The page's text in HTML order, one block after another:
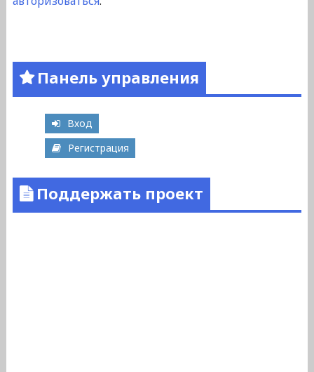
Панель управления
Вход
Регистрация
Поддержать проект